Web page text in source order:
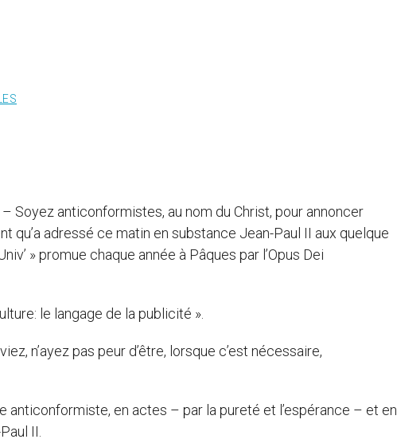
– Soyez anticonformistes, au nom du Christ, pour annoncer
qu’a adressé ce matin en substance Jean-Paul II aux quelque
» promue chaque année à Pâques par l’Opus Dei
le langage de la publicité ».
n’ayez pas peur d’être, lorsque c’est nécessaire,
anticonformiste, en actes – par la pureté et l’espérance – et en
II.